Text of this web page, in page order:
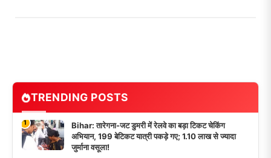
TRENDING POSTS
1
Bihar: तारेगना-जट डुमरी में रेलवे का बड़ा टिकट चेकिंग
अभियान, 199 बेटिकट यात्री पकड़े गए; 1.10 लाख से ज्यादा
जुर्माना वसूला!